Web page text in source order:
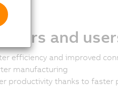
and
efficiency and improved
manufacturing
productivity thanks to faster